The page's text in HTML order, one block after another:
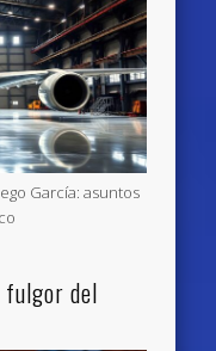
García: asuntos
fulgor del